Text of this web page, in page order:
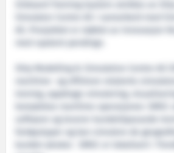
Simulator Centre AS i samarbeid med
AS. Prosjektet er støttet av Innovasjon
med «patent pending».
Ship Modelling & Simulation Centre AS
maritime- og offshore relaterte
trening, oppdrags-simulering,
komplekse maritime operasjoner. SMSC
software og leverer kundetilpassede
fartøystyper og kan simulere de
kunden ønsker. SMSC er lokalisert i